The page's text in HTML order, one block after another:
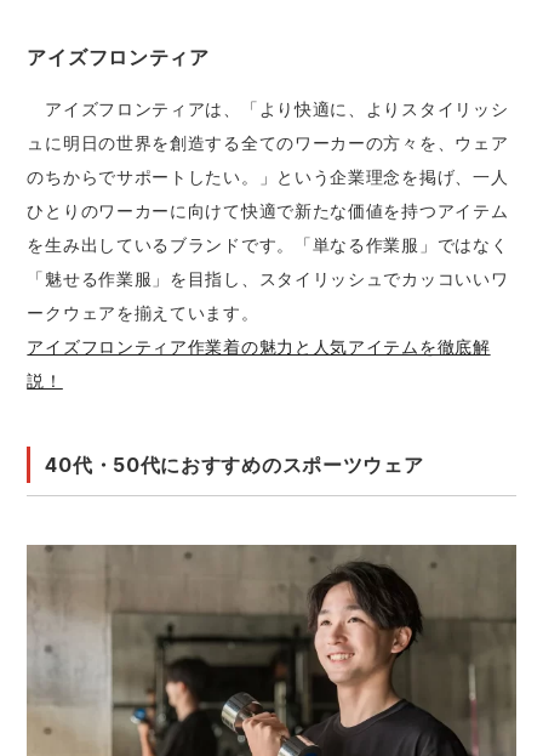
アイズフロンティア
アイズフロンティアは、「より快適に、よりスタイリッシ
ュに明日の世界を創造する全てのワーカーの方々を、ウェア
のちからでサポートしたい。」という企業理念を掲げ、一人
ひとりのワーカーに向けて快適で新たな価値を持つアイテム
を生み出しているブランドです。「単なる作業服」ではなく
「魅せる作業服」を目指し、スタイリッシュでカッコいいワ
ークウェアを揃えています。
アイズフロンティア作業着の魅力と人気アイテムを徹底解
説！
40代・50代におすすめのスポーツウェア